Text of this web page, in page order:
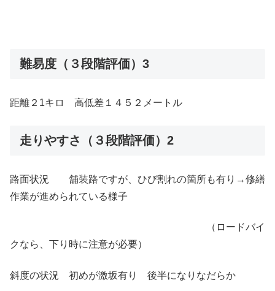
難易度（３段階評価）3
距離２1キロ 高低差１４５２メートル
走りやすさ（３段階評価）2
路面状況 舗装路ですが、ひび割れの箇所も有り→修繕
作業が進められている様子
（ロードバイ
クなら、下り時に注意が必要）
斜度の状況 初めが激坂有り 後半になりなだらか